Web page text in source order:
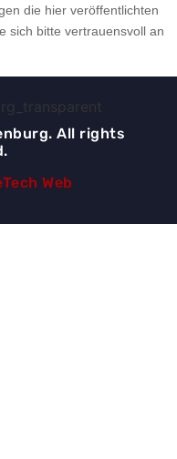
die hier veröffentlichten
sich bitte vertrauensvoll an
All rights
Web